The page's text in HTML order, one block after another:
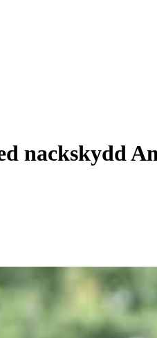
nackskydd